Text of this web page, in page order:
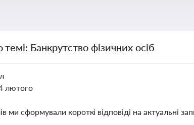
Банкрутство фізичних осіб
лютого
ми сформували короткі відповіді на актуальні